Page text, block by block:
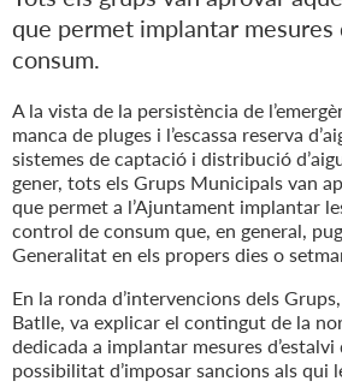
que permet implantar mesures
consum.
A la vista de la persistència de
manca de pluges i l’escassa reserva
sistemes de captació i distribució
gener, tots els Grups Municipals van
que permet a l’Ajuntament implantar
control de consum que, en general,
Generalitat en els propers dies o
En la ronda d’intervencions dels
Batlle, va explicar el contingut de la
dedicada a implantar mesures
possibilitat d’imposar sancions als qui